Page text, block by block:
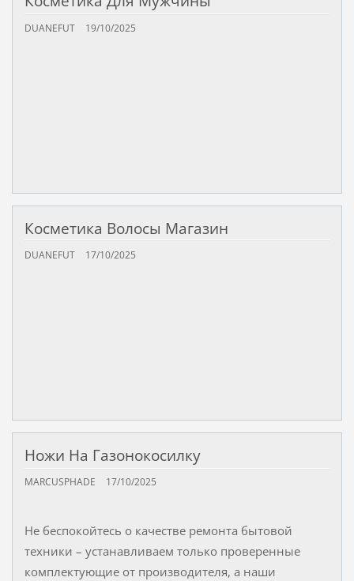
DUANEFUT 19/10/2025
Косметика Волосы Магазин
DUANEFUT 17/10/2025
Ножи На Газонокосилку
MARCUSPHADE 17/10/2025
Не беспокойтесь о качестве ремонта бытовой
техники – устанавливаем только проверенные
комплектующие от производителя, а наши